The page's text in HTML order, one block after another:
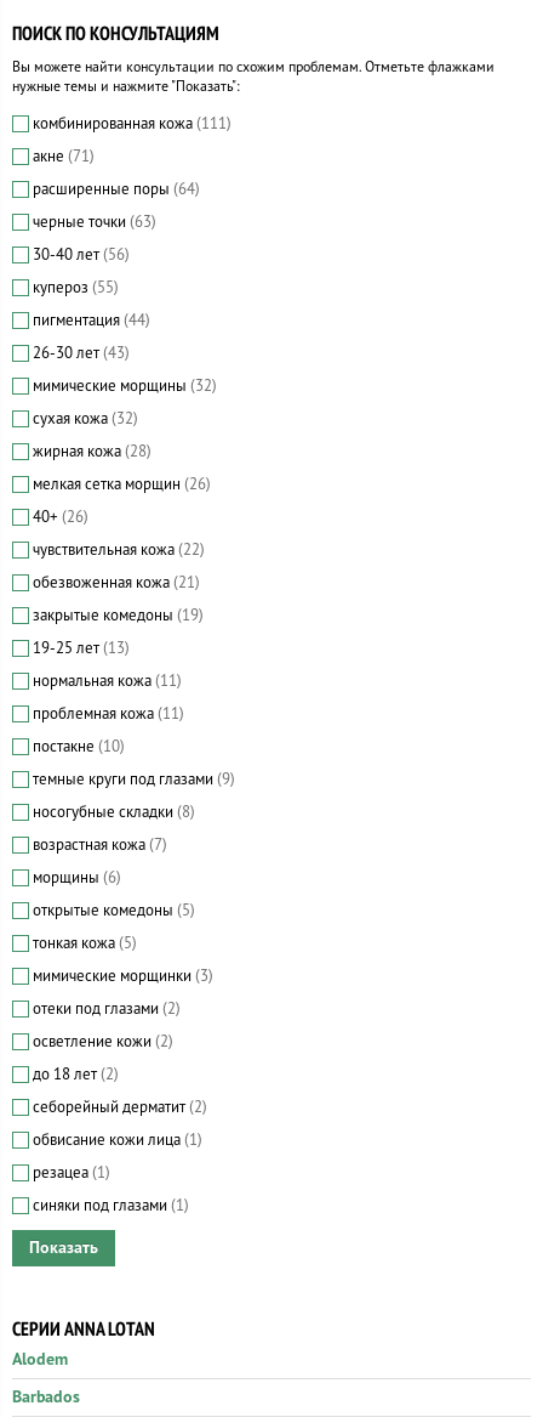
ПОИСК ПО КОНСУЛЬТАЦИЯМ
Вы можете найти консультации по схожим проблемам. Отметьте флажками
нужные темы и нажмите "Показать":
комбинированная кожа (111)
акне (71)
расширенные поры (64)
черные точки (63)
30-40 лет(56)
купероз (55)
пигментация (44)
26-30 лет(43)
мимические морщины (32)
сухая кожа (32)
жирная кожа (28)
мелкая сетка морщин (26)
40+ (26)
чувствительная кожа (22)
обезвоженная кожа (21)
закрытые комедоны (19)
19-25 лет(13)
нормальная кожа (11)
проблемная кожа (11)
постакне (10)
темные круги под глазами (9)
носогубные складки (8)
возрастная кожа (7)
морщины (6)
открытые комедоны (5)
тонкая кожа (5)
мимические морщинки (3)
отеки под глазами (2)
осветление кожи (2)
до 18 лет(2)
себорейный дерматит(2)
обвисание кожи лица (1)
резацеа (1)
синяки под глазами (1)
СЕРИИ ANNA LOTAN
Alodem
Barbados